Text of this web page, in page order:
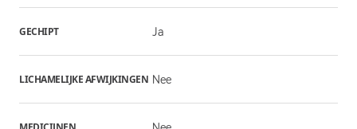
GECHIPT Ja
LICHAMELIJKE AFWIJKINGEN Nee